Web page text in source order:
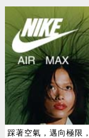
踩著空氣，邁向極限